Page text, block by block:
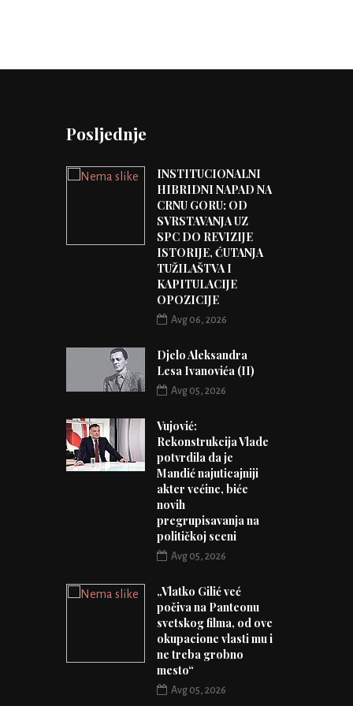
Posljednje
INSTITUCIONALNI
HIBRIDNI NAPAD NA
CRNU GORU: OD
SVRSTAVANJA UZ
SPC DO REVIZIJE
ISTORIJE, ĆUTANJA
TUŽILAŠTVA I
KAPITULACIJE
OPOZICIJE
Avg 06, 2026
Djelo Aleksandra
Lesa Ivanovića (II)
Avg 05, 2026
Vujović:
Rekonstrukcija Vlade
potvrdila da je
Mandić najuticajniji
akter većine, biće
novih
pregrupisavanja na
političkoj sceni
Avg 05, 2026
„Vlatko Gilić već
počiva na Panteonu
svetskog filma, od ove
okupacione vlasti mu i
ne treba grobno
mesto“
Avg 05, 2026